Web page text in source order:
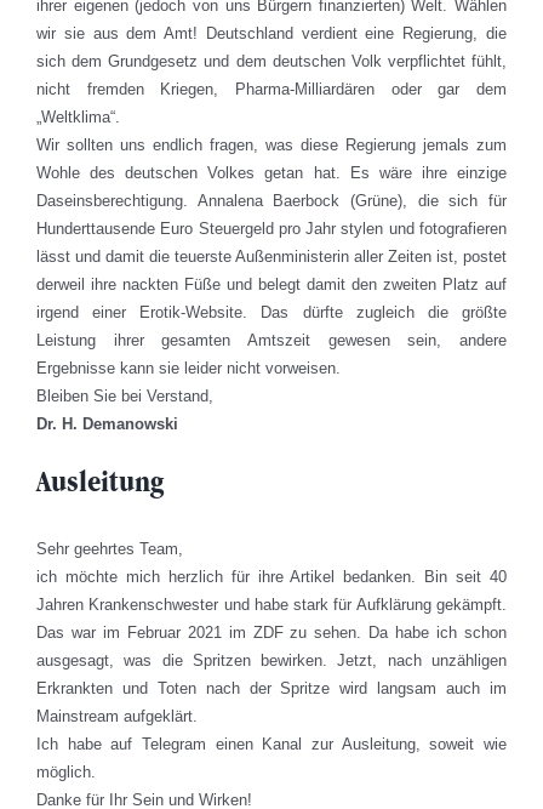
ihrer eigenen (jedoch von uns Bürgern finanzierten) Welt. Wählen
wir sie aus dem Amt! Deutschland verdient eine Regierung, die
sich dem Grundgesetz und dem deutschen Volk verpflichtet fühlt,
nicht fremden Kriegen, Pharma-Milliardären oder gar dem
„Weltklima“.
Wir sollten uns endlich fragen, was diese Regierung jemals zum
Wohle des deutschen Volkes getan hat. Es wäre ihre einzige
Daseinsberechtigung. Annalena Baerbock (Grüne), die sich für
Hunderttausende Euro Steuergeld pro Jahr stylen und fotografieren
lässt und damit die teuerste Außenministerin aller Zeiten ist, postet
derweil ihre nackten Füße und belegt damit den zweiten Platz auf
irgend einer Erotik-Website. Das dürfte zugleich die größte
Leistung ihrer gesamten Amtszeit gewesen sein, andere
Ergebnisse kann sie leider nicht vorweisen.
Bleiben Sie bei Verstand,
Dr. H. Demanowski
Ausleitung
Sehr geehrtes Team,
ich möchte mich herzlich für ihre Artikel bedanken. Bin seit 40
Jahren Krankenschwester und habe stark für Aufklärung gekämpft.
Das war im Februar 2021 im ZDF zu sehen. Da habe ich schon
ausgesagt, was die Spritzen bewirken. Jetzt, nach unzähligen
Erkrankten und Toten nach der Spritze wird langsam auch im
Mainstream aufgeklärt.
Ich habe auf Telegram einen Kanal zur Ausleitung, soweit wie
möglich.
Danke für Ihr Sein und Wirken!